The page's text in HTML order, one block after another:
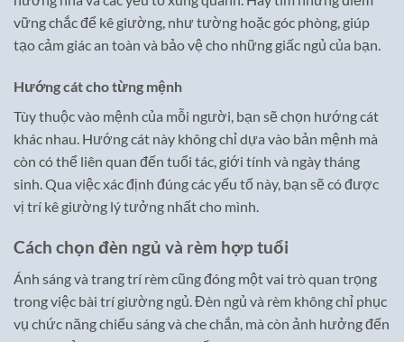
vững chắc để kê giường, như tường hoặc góc phòng, giúp
tạo cảm giác an toàn và bảo vệ cho những giấc ngủ của bạn.
Hướng cát cho từng mệnh
Tùy thuộc vào mệnh của mỗi người, bạn sẽ chọn hướng cát
khác nhau. Hướng cát này không chỉ dựa vào bản mệnh mà
còn có thể liên quan đến tuổi tác, giới tính và ngày tháng
sinh. Qua việc xác định đúng các yếu tố này, bạn sẽ có được
vị trí kê giường lý tưởng nhất cho mình.
Cách chọn đèn ngủ và rèm hợp tuổi
Ánh sáng và trang trí rèm cũng đóng một vai trò quan trọng
trong việc bài trí giường ngủ. Đèn ngủ và rèm không chỉ phục
vụ chức năng chiếu sáng và che chắn, mà còn ảnh hưởng đến